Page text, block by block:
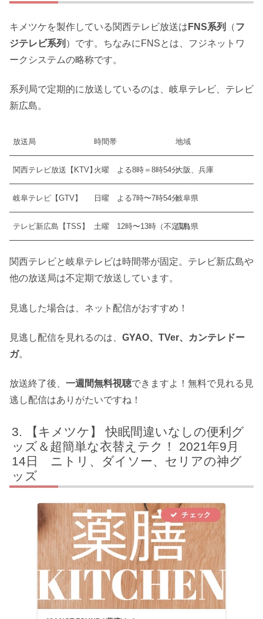
キメツケを製作している関西テレビ放送は FNS系列 （フ
ジテレビ系列 ）です。ちなみにFNSとは、フジネットワ
ークシステムの略称です。
系列局で定期的に放送しているのは、岐阜テレビ、テレビ
新広島。
放送局 時間帯 地域
関西テレビ放送【KTV】火曜 よる8時＝8時54分大阪、兵庫
岐阜テレビ【GTV】 日曜 よる7時〜7時54分岐阜県
テレビ新広島【TSS】 土曜 12時〜13時（不定期）
広島県
関西テレビと岐阜テレビは時間帯が固定。テレビ新広島や
他の放送局は不定期で放送しています。
見逃した場合は、ネット配信がおすすめ！
見逃し配信を見れるのは、 GYAO、TVer、カンテレドー
ガ。
放送終了後、 一週間無料視聴できますよ！無料で見れる見
逃し配信はありがたいですね！
【キメツケ】 快眠間違いなしの便利グ
ッズ＆超簡単な衣替えテク！ 2021年9月
14日 ニトリ、ダイソー、セリアの神グ
ッズ